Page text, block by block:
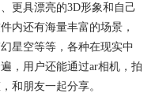
更具漂亮的3D形象和自己
内还有海量丰富的场景，
星空等等，各种在现实中
，用户还能通过ar相机，拍
和朋友一起分享。